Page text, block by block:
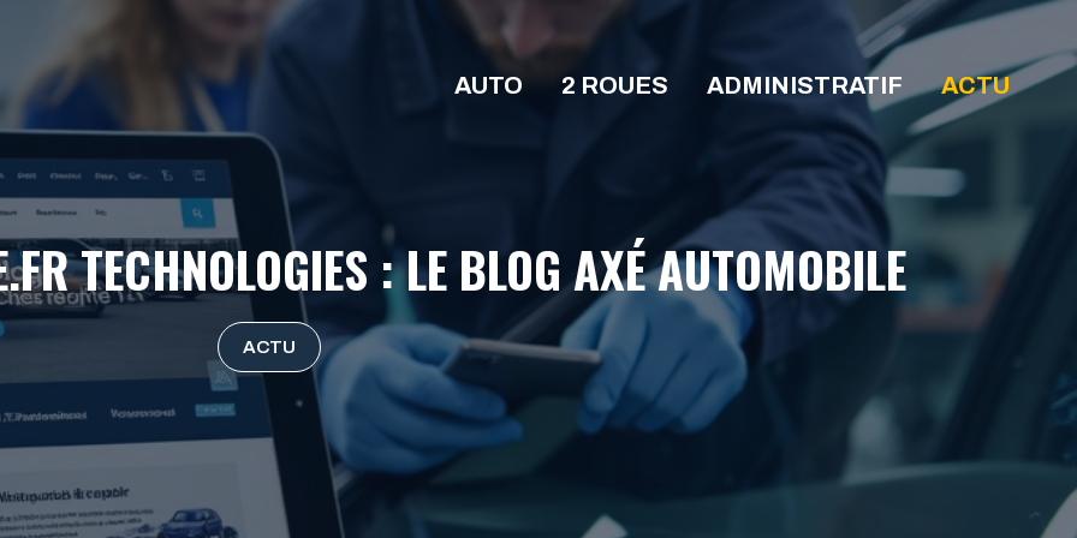
AUTO 2 ROUES ADMINISTRATIF ACTU
TECHNOLOGIES : LE BLOG AXÉ AUTOMOBILE
ACTU